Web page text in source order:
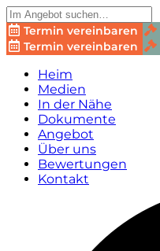
Termin vereinbaren
Termin vereinbaren
Heim
Medien
In der Nähe
Dokumente
Angebot
Über uns
Bewertungen
Kontakt